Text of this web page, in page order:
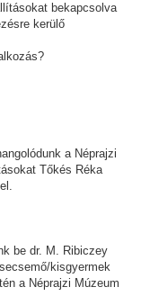
bekapcsolva
kerülő
a Néprajzi
Tőkés Réka
be dr. M. Ribiczey
kisgyermek
a Néprajzi Múzeum